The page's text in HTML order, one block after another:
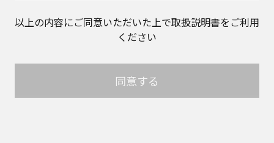
くの当社商品の取扱店、または当社サービス会社
に直接お問い合わせの上、ご購入いただきますよ
うお願いいたします。ただし、商品自体の生産中
止などの理由により、当該商品につき取扱説明書
めご了承ください。
本ウェブサイトに公開されている取扱説明書の対
象商品が生産中止などの理由でご購入できない場
以上の内容にご同意いただいた上で取扱説明書をご利用
ください
同意する